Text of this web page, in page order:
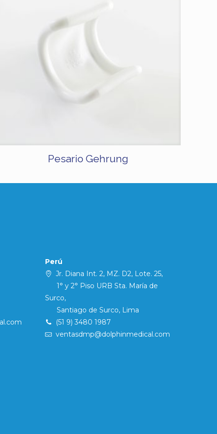
Pesario Gehrung
Perú
Jr. Diana Int. 2, MZ. D2, Lote. 25,
1° y 2° Piso URB Sta. María de
Surco,
Santiago de Surco, Lima
(51 9) 3480 1987
ventasdmp@dolphinmedical.com